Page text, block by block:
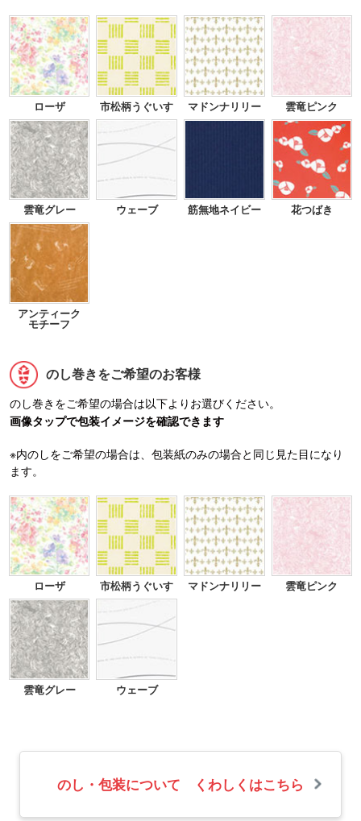
ローザ 市松柄うぐいす マドンナリリー 雲竜ピンク
雲竜グレー ウェーブ 筋無地ネイビー 花つばき
アンティーク
モチーフ
のし巻きをご希望のお客様
のし巻きをご希望の場合は以下よりお選びください。
画像タップで包装イメージを確認できます
※内のしをご希望の場合は、包装紙のみの場合と同じ見た目になり
ます。
ローザ 市松柄うぐいす マドンナリリー 雲竜ピンク
雲竜グレー ウェーブ
のし・包装について くわしくはこちら